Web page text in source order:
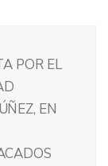
POR EL
EN